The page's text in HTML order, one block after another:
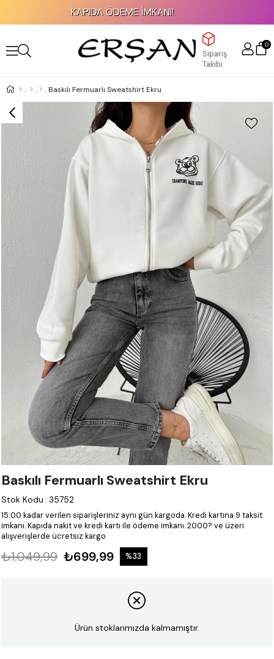
KAPIDA ÖDEME İMKANI!
Sipariş
Takibi
0
Baskılı Fermuarlı Sweatshirt Ekru
Baskılı Fermuarlı Sweatshirt Ekru
Stok Kodu : 35752
15:00 kadar verilen siparişleriniz aynı gün kargoda.Kredi kartına 9 taksit
imkanı.Kapıda nakit ve kredi kartı ile ödeme imkanı.2000? ve üzeri
alışverişlerde ücretsiz kargo
₺1.049,99 ₺699,99 %33
Ürün stoklarımızda kalmamıştır.